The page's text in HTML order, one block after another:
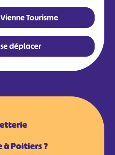
Tourisme
déplacer
à Poitiers ?